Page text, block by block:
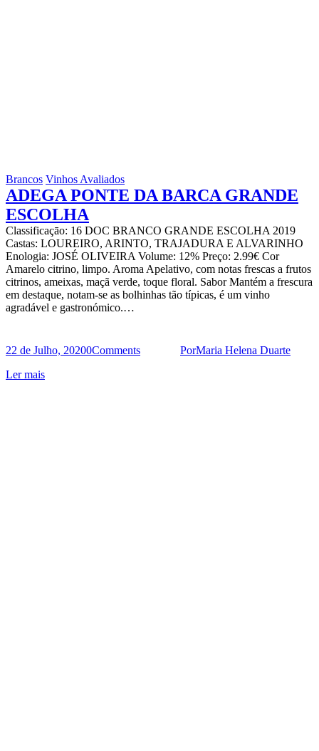
Brancos Vinhos Avaliados
ADEGA PONTE DA BARCA GRANDE
ESCOLHA
Classificaçāo: 16 DOC BRANCO GRANDE ESCOLHA 2019
Castas: LOUREIRO, ARINTO, TRAJADURA E ALVARINHO
Enologia: JOSÉ OLIVEIRA Volume: 12% Preço: 2.99€ Cor
Amarelo citrino, limpo. Aroma Apelativo, com notas frescas a frutos
citrinos, ameixas, maçã verde, toque floral. Sabor Mantém a frescura
em destaque, notam-se as bolhinhas tão típicas, é um vinho
agradável e gastronómico.…
22 de Julho, 20200Comments PorMaria Helena Duarte
Ler mais